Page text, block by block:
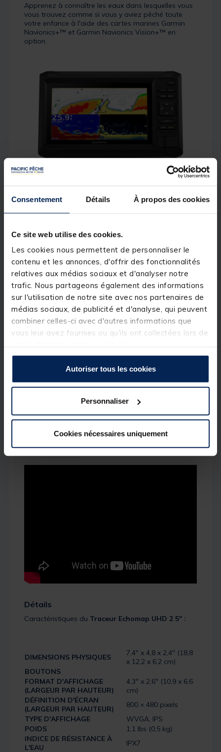
Consentement Détails À propos des cookies
Ce site web utilise des cookies.
Les cookies nous permettent de personnaliser le
contenu et les annonces, d'offrir des fonctionnalités
relatives aux médias sociaux et d'analyser notre
trafic. Nous partageons également des informations
sur l'utilisation de notre site avec nos partenaires de
médias sociaux, de publicité et d'analyse, qui peuvent
combiner celles-ci avec d'autres informations que
vous leur avez fournies ou qu'ils ont collectées lors de
Autoriser tous les cookies
Personnaliser
Cookies nécessaires uniquement
Apprenez à connaître les eaux dans lesquelles vous
vous trouvez comme si vous y aviez pêché toute
votre enfance à l'aide des cartes marines Garmin
Navionics+™ et Garmin Navionics Vision+™ en
option.
RÉSEAUX SANS FIL
Si vous disposez d'un autre traceur ECHOMAP UHD2
qu'un sondeur, des waypoints et des itinéraires, avec
lui.
APPLICATION ACTIVECAPTAIN®
Connectivité Wi-Fi intégrée pour le couplage
l'accès à la fonction OneChart™, aux mises à jour
2
Détails
Caractéristiques du Traceur Echomap UHD 2 5" :
DIMENSIONS PHYSIQUES
7,4″ x 4,8 x 2,4″ (18,8
x 12,2 x 6,2 cm)
BOUTONS
FORMAT D'AFFICHAGE
(LARGEUR PAR HAUTEUR)
4,3″ x 2,6″ (10,9 x 6,6
cm)
DÉFINITION D'ÉCRAN
(LARGEUR PAR HAUTEUR)
800 × 480 pixels
TYPE D'AFFICHAGE
WVGA, IPS
POIDS
1,1 lbs (0,5 kg)
INDICE DE RÉSISTANCE À
L'EAU
IPX7